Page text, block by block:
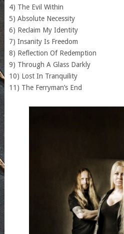
4) The Evil Within
5) Absolute Necessity
6) Reclaim My Identity
7) Insanity Is Freedom
8) Reflection Of Redemption
9) Through A Glass Darkly
10) Lost In Tranquility
11) The Ferryman’s End